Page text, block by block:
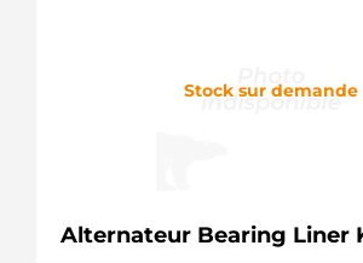
Stock sur demande
Alternateur Bearing Liner